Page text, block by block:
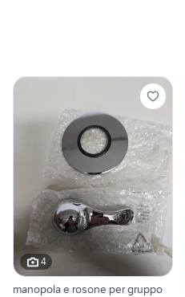
4
manopola e rosone per gruppo